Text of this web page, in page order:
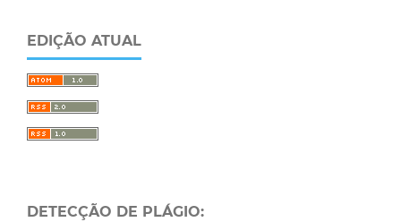
EDIÇÃO ATUAL
DETECÇÃO DE PLÁGIO: